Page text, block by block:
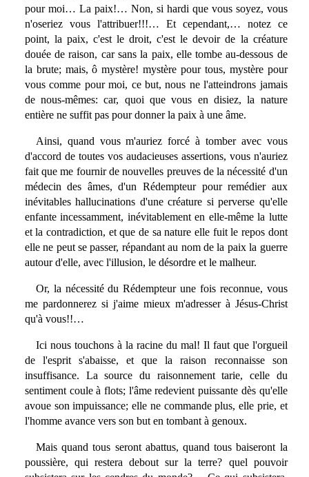
pour moi… La paix!… Non, si hardi que vous soyez, vous
n'oseriez vous l'attribuer!!!… Et cependant,… notez ce
point, la paix, c'est le droit, c'est le devoir de la créature
douée de raison, car sans la paix, elle tombe au-dessous de
la brute; mais, ô mystère! mystère pour tous, mystère pour
vous comme pour moi, ce but, nous ne l'atteindrons jamais
de nous-mêmes: car, quoi que vous en disiez, la nature
entière ne suffit pas pour donner la paix à une âme.
Ainsi, quand vous m'auriez forcé à tomber avec vous
d'accord de toutes vos audacieuses assertions, vous n'auriez
fait que me fournir de nouvelles preuves de la nécessité d'un
médecin des âmes, d'un Rédempteur pour remédier aux
inévitables hallucinations d'une créature si perverse qu'elle
enfante incessamment, inévitablement en elle-même la lutte
et la contradiction, et que de sa nature elle fuit le repos dont
elle ne peut se passer, répandant au nom de la paix la guerre
autour d'elle, avec l'illusion, le désordre et le malheur.
Or, la nécessité du Rédempteur une fois reconnue, vous
me pardonnerez si j'aime mieux m'adresser à Jésus-Christ
qu'à vous!!…
Ici nous touchons à la racine du mal! Il faut que l'orgueil
de l'esprit s'abaisse, et que la raison reconnaisse son
insuffisance. La source du raisonnement tarie, celle du
sentiment coule à flots; l'âme redevient puissante dès qu'elle
avoue son impuissance; elle ne commande plus, elle prie, et
l'homme avance vers son but en tombant à genoux.
Mais quand tous seront abattus, quand tous baiseront la
poussière, qui restera debout sur la terre? quel pouvoir